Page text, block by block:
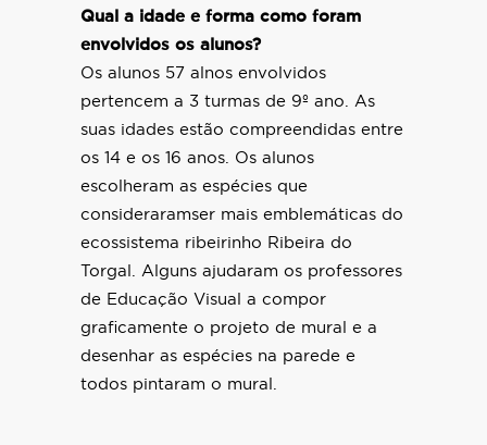
Qual a idade e forma como foram
envolvidos os alunos?
Os alunos 57 alnos envolvidos
pertencem a 3 turmas de 9º ano. As
suas idades estão compreendidas entre
os 14 e os 16 anos. Os alunos
escolheram as espécies que
consideraramser mais emblemáticas do
ecossistema ribeirinho Ribeira do
Torgal. Alguns ajudaram os professores
de Educação Visual a compor
graficamente o projeto de mural e a
desenhar as espécies na parede e
todos pintaram o mural.